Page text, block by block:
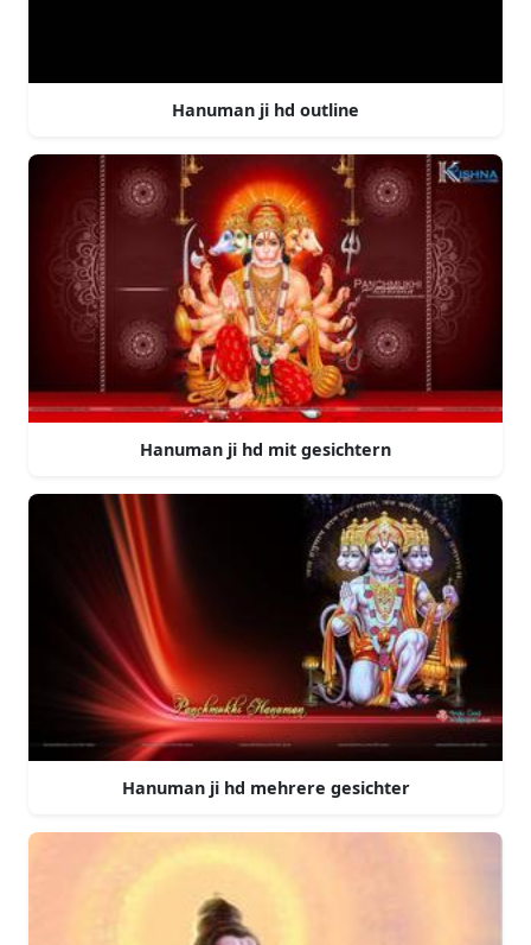
Hanuman ji hd outline
Hanuman ji hd mit gesichtern
Hanuman ji hd mehrere gesichter